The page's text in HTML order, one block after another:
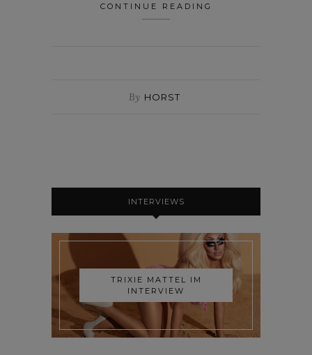
CONTINUE READING
By HORST
INTERVIEWS
TRIXIE MATTEL IM
INTERVIEW